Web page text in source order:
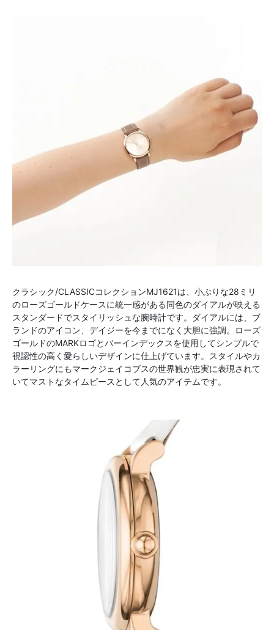
クラシック/CLASSICコレクションMJ1621は、小ぶりな28ミリ
のローズゴールドケースに統一感がある同色のダイアルが映える
スタンダードでスタイリッシュな腕時計です。ダイアルには、ブ
ランドのアイコン、デイジーを今までになく大胆に強調。ローズ
ゴールドのMARKロゴとバーインデックスを使用してシンプルで
視認性の高く愛らしいデザインに仕上げています。スタイルやカ
ラーリングにもマークジェイコブスの世界観が忠実に表現されて
いてマストなタイムピースとして人気のアイテムです。